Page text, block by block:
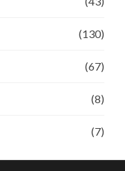
(130)
(67)
(8)
(7)